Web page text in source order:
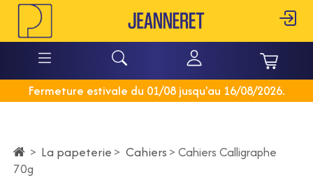
Fermeture estivale du 01/08 jusqu'au 16/08/2026.
> La papeterie > Cahiers >Cahiers Calligraphe
70g